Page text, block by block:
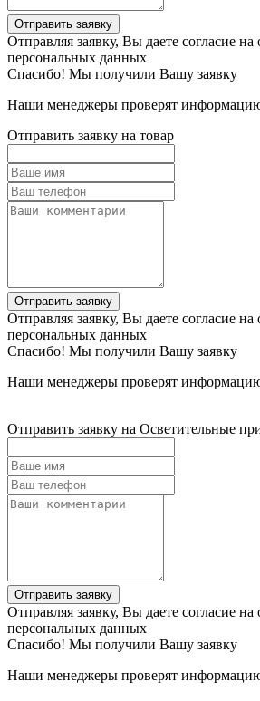
Отправить заявку
Отправляя заявку, Вы даете согласие на
персональных данных
Спасибо! Мы получили Вашу заявку
Наши менеджеры проверят
Отправить заявку на товар
Отправить заявку
Отправляя заявку, Вы даете согласие на
персональных данных
Спасибо! Мы получили Вашу заявку
Наши менеджеры проверят
Отправить заявку на Осветительные
Отправить заявку
Отправляя заявку, Вы даете согласие на
персональных данных
Спасибо! Мы получили Вашу заявку
Наши менеджеры проверят